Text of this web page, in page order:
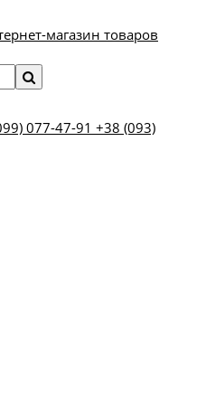
магазин товаров
077-47-91 +38 (093)